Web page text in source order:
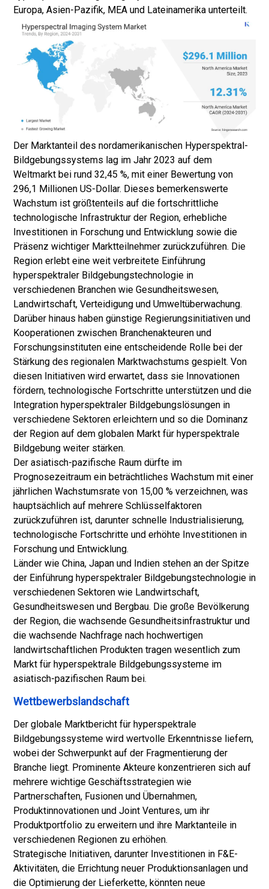
Europa, Asien-Pazifik, MEA und Lateinamerika unterteilt.
Der Marktanteil des nordamerikanischen Hyperspektral-
Bildgebungssystems lag im Jahr 2023 auf dem
Weltmarkt bei rund 32,45 %, mit einer Bewertung von
296,1 Millionen US-Dollar. Dieses bemerkenswerte
Wachstum ist größtenteils auf die fortschrittliche
technologische Infrastruktur der Region, erhebliche
Investitionen in Forschung und Entwicklung sowie die
Präsenz wichtiger Marktteilnehmer zurückzuführen. Die
Region erlebt eine weit verbreitete Einführung
hyperspektraler Bildgebungstechnologie in
verschiedenen Branchen wie Gesundheitswesen,
Landwirtschaft, Verteidigung und Umweltüberwachung.
Darüber hinaus haben günstige Regierungsinitiativen und
Kooperationen zwischen Branchenakteuren und
Forschungsinstituten eine entscheidende Rolle bei der
Stärkung des regionalen Marktwachstums gespielt. Von
diesen Initiativen wird erwartet, dass sie Innovationen
fördern, technologische Fortschritte unterstützen und die
Integration hyperspektraler Bildgebungslösungen in
verschiedene Sektoren erleichtern und so die Dominanz
der Region auf dem globalen Markt für hyperspektrale
Bildgebung weiter stärken.
Der asiatisch-pazifische Raum dürfte im
Prognosezeitraum ein beträchtliches Wachstum mit einer
jährlichen Wachstumsrate von 15,00 % verzeichnen, was
hauptsächlich auf mehrere Schlüsselfaktoren
zurückzuführen ist, darunter schnelle Industrialisierung,
technologische Fortschritte und erhöhte Investitionen in
Forschung und Entwicklung.
Länder wie China, Japan und Indien stehen an der Spitze
der Einführung hyperspektraler Bildgebungstechnologie in
verschiedenen Sektoren wie Landwirtschaft,
Gesundheitswesen und Bergbau. Die große Bevölkerung
der Region, die wachsende Gesundheitsinfrastruktur und
die wachsende Nachfrage nach hochwertigen
landwirtschaftlichen Produkten tragen wesentlich zum
Markt für hyperspektrale Bildgebungssysteme im
asiatisch-pazifischen Raum bei.
Wettbewerbslandschaft
Der globale Marktbericht für hyperspektrale
Bildgebungssysteme wird wertvolle Erkenntnisse liefern,
wobei der Schwerpunkt auf der Fragmentierung der
Branche liegt. Prominente Akteure konzentrieren sich auf
mehrere wichtige Geschäftsstrategien wie
Partnerschaften, Fusionen und Übernahmen,
Produktinnovationen und Joint Ventures, um ihr
Produktportfolio zu erweitern und ihre Marktanteile in
verschiedenen Regionen zu erhöhen.
Strategische Initiativen, darunter Investitionen in F&E-
Aktivitäten, die Errichtung neuer Produktionsanlagen und
die Optimierung der Lieferkette, könnten neue